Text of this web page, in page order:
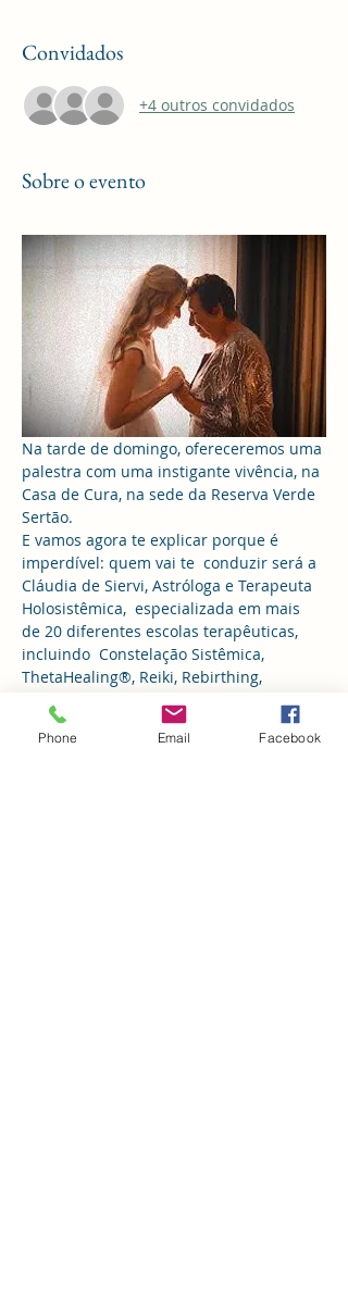
Convidados
+4 outros convidados
Sobre o evento
Na tarde de domingo, ofereceremos uma
palestra com uma instigante vivência, na
Casa de Cura, na sede da Reserva Verde
Sertão.
E vamos agora te explicar porque é
imperdível: quem vai te  conduzir será a
Cláudia de Siervi, Astróloga e Terapeuta
Holosistêmica,  especializada em mais
de 20 diferentes escolas terapêuticas,
incluindo  Constelação Sistêmica,
ThetaHealing®, Reiki, Rebirthing,
psicologia Transpessoal e Holística,
jornalista mestre em Relações
Internacionais,  pelo CERIS Bruxelles,
Phone Email Facebook